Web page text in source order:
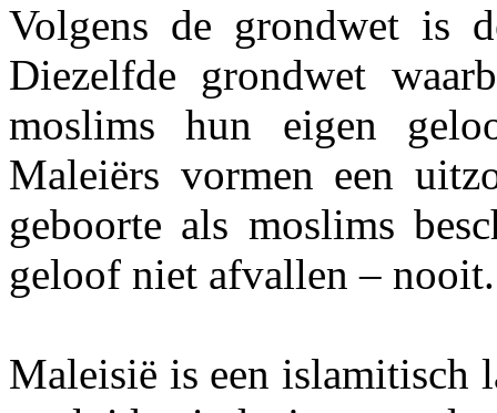
Volgens de grondwet is
Diezelfde grondwet
moslims hun eigen
Maleiërs vormen een
geboorte als moslims
geloof niet afvallen – nooit.
Maleisië is een islamitisch